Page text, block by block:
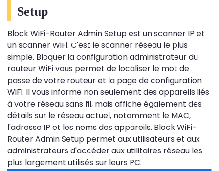
Setup
Block WiFi-Router Admin Setup est un scanner IP et
un scanner WiFi. C'est le scanner réseau le plus
simple. Bloquer la configuration administrateur du
routeur WiFi vous permet de localiser le mot de
passe de votre routeur et la page de configuration
WiFi. Il vous informe non seulement des appareils liés
à votre réseau sans fil, mais affiche également des
détails sur le réseau actuel, notamment le MAC,
l'adresse IP et les noms des appareils. Block WiFi-
Router Admin Setup permet aux utilisateurs et aux
administrateurs d'accéder aux utilitaires réseau les
plus largement utilisés sur leurs PC.